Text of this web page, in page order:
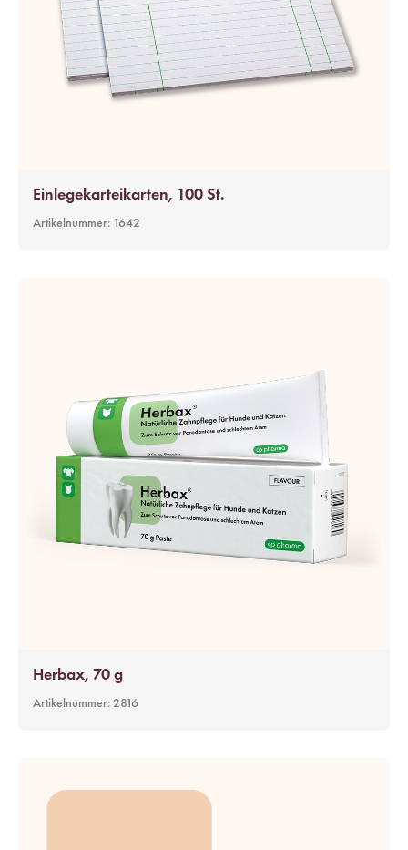
Einlegekarteikarten, 100 St.
Artikelnummer: 1642
Herbax, 70 g
Artikelnummer: 2816